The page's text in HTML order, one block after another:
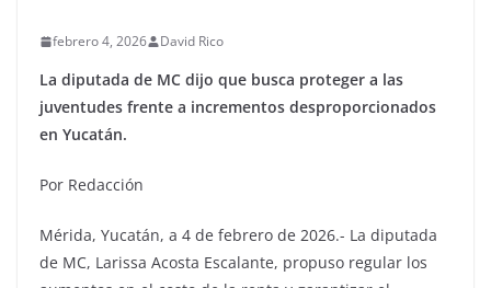
febrero 4, 2026 David Rico
La diputada de MC dijo que busca proteger a las
juventudes frente a incrementos desproporcionados
en Yucatán.
Por Redacción
Mérida, Yucatán, a 4 de febrero de 2026.- La diputada
de MC, Larissa Acosta Escalante, propuso regular los